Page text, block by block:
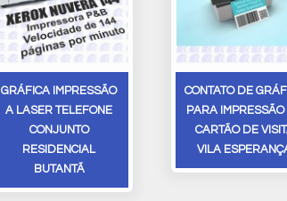
GRÁFICA IMPRESSÃO
A LASER TELEFONE
CONJUNTO
RESIDENCIAL
BUTANTÃ
CONTATO DE
PARA IMPRESSÃO
CARTÃO DE
VILA